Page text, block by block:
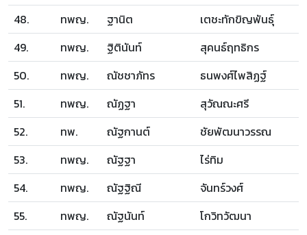
48.
ทพญ. ฐานิต
เตชะทักขิญพันธุ์
49.
ทพญ. ฐิตินันท์
สุคนธ์ฤทธิกร
50.
ทพญ. ณัชชาภัทร
ธนพงศ์ไพสิฏฐ์
51.
ทพญ. ณัฏฐา
สุวัณณะศรี
52.
ทพ. ณัฐกานต์
ชัยพัฒนาวรรณ
53.
ทพญ. ณัฐฐา
ไร่ทิม
54.
ทพญ. ณัฐฐิณี
จันทร์วงศ์
55.
ทพญ. ณัฐนันท์
โกวิทวัฒนา